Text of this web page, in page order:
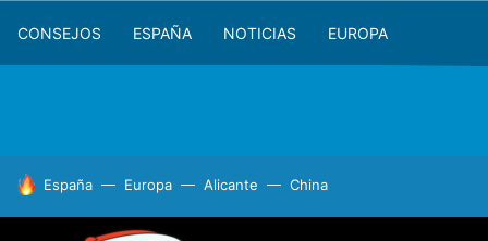
CONSEJOS ESPAÑA NOTICIAS EUROPA
HOY SE HABLA DE
España Europa Alicante China